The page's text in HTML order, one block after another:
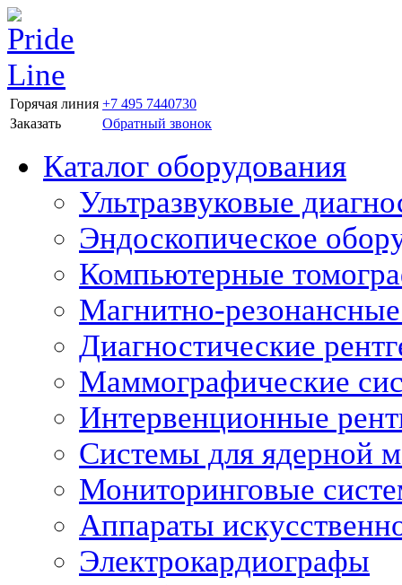
Горячая линия +7 495 7440730
Заказать
Обратный звонок
Каталог оборудования
Ультразвуковые
Эндоскопическое
Компьютерные
Магнитно-
Диагностические
Маммографические
Интервенционные
Системы для ядерной
Мониторинговые
Аппараты
Электрокардиографы